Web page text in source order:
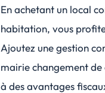
En achetant un local
habitation, vous
Ajoutez une gestion
mairie changement
à des avantages